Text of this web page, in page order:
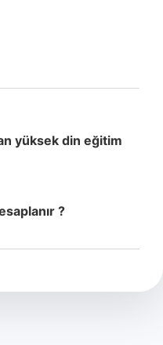
yüksek din eğitim
?